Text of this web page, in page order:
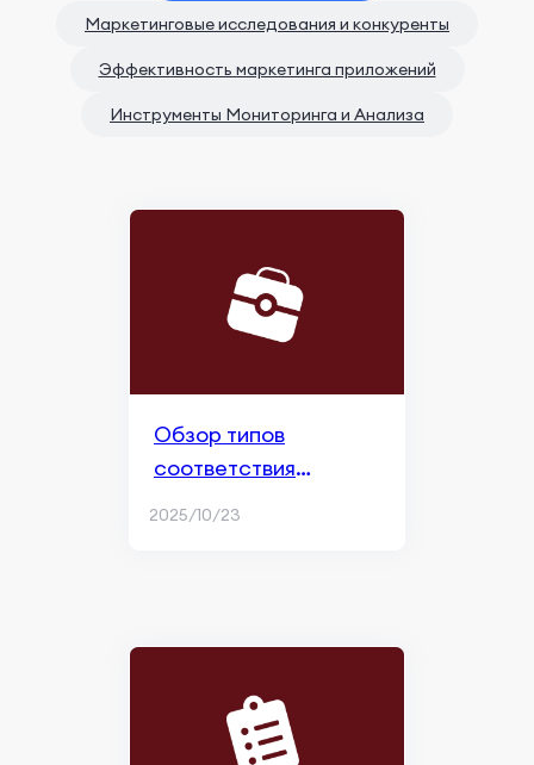
Маркетинговые исследования и конкуренты
Эффективность маркетинга приложений
Инструменты Мониторинга и Анализа
Обзор типов
соответствия
2025/10/23